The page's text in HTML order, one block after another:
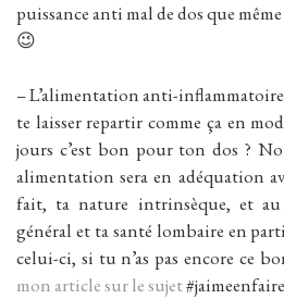
puissance anti mal de dos que
😉
– L’alimentation anti-
te laisser repartir comme ça en
jours c’est bon pour ton dos ?
alimentation sera en adéquation
fait, ta nature intrinsèque, et au
général et ta santé lombaire en
celui-ci, si tu n’as pas encore ce
mon article sur le sujet